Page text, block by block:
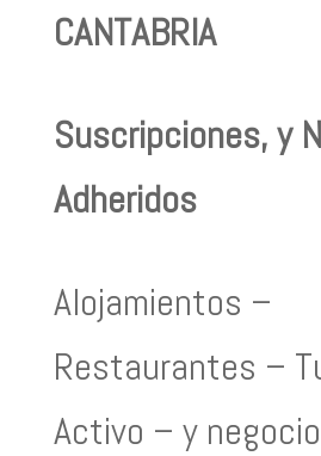
CANTABRIA
Suscripciones, y
Adheridos
Alojamientos –
Restaurantes –
Activo – y